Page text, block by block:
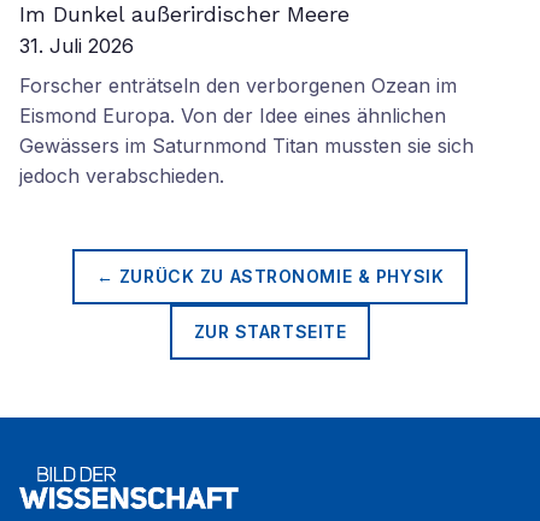
Im Dunkel außerirdischer Meere
31. Juli 2026
Forscher enträtseln den verborgenen Ozean im
Eismond Europa. Von der Idee eines ähnlichen
Gewässers im Saturnmond Titan mussten sie sich
jedoch verabschieden.
← ZURÜCK ZU ASTRONOMIE & PHYSIK
ZUR STARTSEITE